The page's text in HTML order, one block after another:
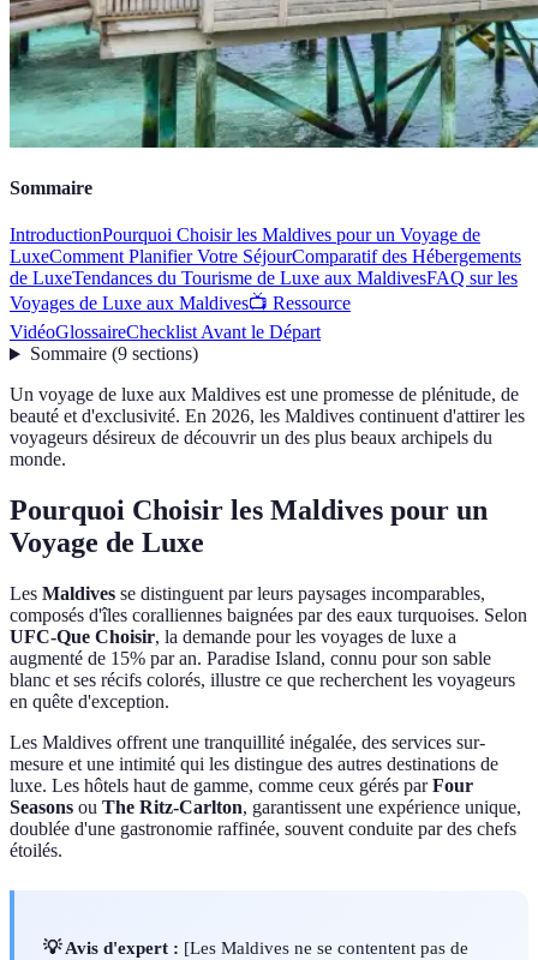
Sommaire
IntroductionPourquoi Choisir les Maldives pour un Voyage de
LuxeComment Planifier Votre SéjourComparatif des Hébergements
de LuxeTendances du Tourisme de Luxe aux MaldivesFAQ sur les
Voyages de Luxe aux Maldives📺 Ressource
VidéoGlossaireChecklist Avant le Départ
Sommaire(9 sections)
Un voyage de luxe aux Maldives est une promesse de plénitude, de
beauté et d'exclusivité. En 2026, les Maldives continuent d'attirer les
voyageurs désireux de découvrir un des plus beaux archipels du
monde.
Pourquoi Choisir les Maldives pour un
Voyage de Luxe
Les Maldives se distinguent par leurs paysages incomparables,
composés d'îles coralliennes baignées par des eaux turquoises. Selon
UFC-Que Choisir, la demande pour les voyages de luxe a
augmenté de 15% par an. Paradise Island, connu pour son sable
blanc et ses récifs colorés, illustre ce que recherchent les voyageurs
en quête d'exception.
Les Maldives offrent une tranquillité inégalée, des services sur-
mesure et une intimité qui les distingue des autres destinations de
luxe. Les hôtels haut de gamme, comme ceux gérés parFour
Seasons ou The Ritz-Carlton, garantissent une expérience unique,
doublée d'une gastronomie raffinée, souvent conduite par des chefs
étoilés.
💡 Avis d'expert : [Les Maldives ne se contentent pas de